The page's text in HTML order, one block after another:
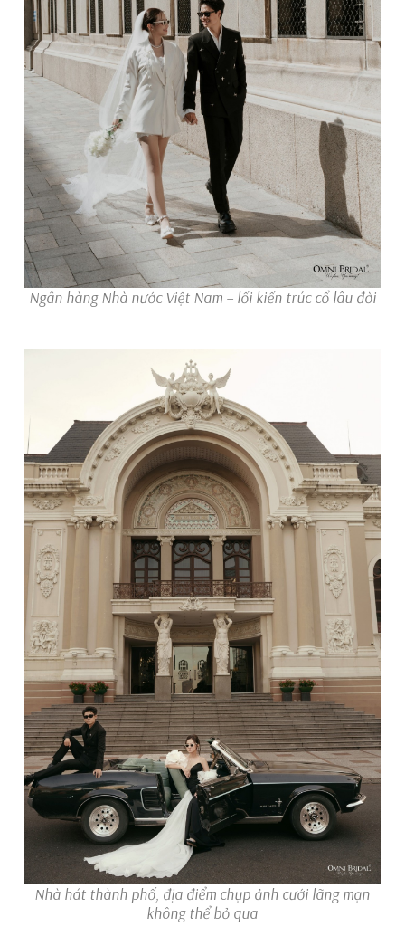
Ngân hàng Nhà nước Việt Nam – lối kiến trúc cổ lâu đời
Nhà hát thành phố, địa điểm chụp ảnh cưới lãng mạn
không thể bỏ qua